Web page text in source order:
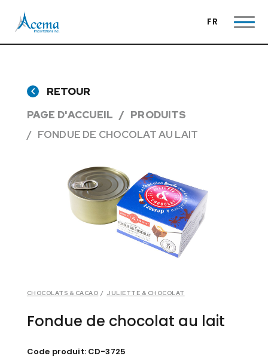
FR
RETOUR
PAGE D'ACCUEIL
PRODUITS
FONDUE DE CHOCOLAT AU LAIT
CHOCOLATS & CACAO / JULIETTE & CHOCOLAT
Fondue de chocolat au lait
Code produit: CD-3725